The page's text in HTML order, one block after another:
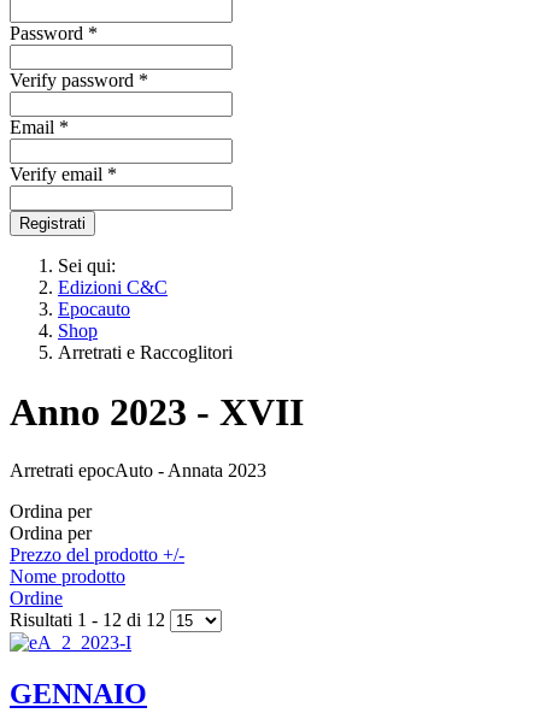
Password *
Verify password *
Email *
Verify email *
Registrati
Sei qui:
Edizioni C&C
Epocauto
Shop
Arretrati e Raccoglitori
Anno 2023 - XVII
Arretrati epocAuto - Annata 2023
Ordina per
Ordina per
Prezzo del prodotto +/-
Nome prodotto
Ordine
Risultati 1 - 12 di 12
GENNAIO